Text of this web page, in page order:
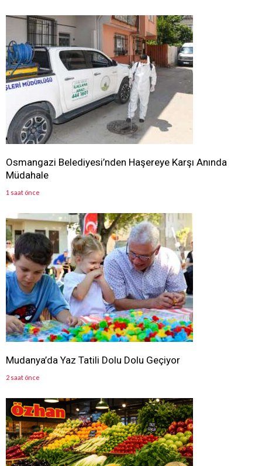
Osmangazi Belediyesi’nden Haşereye Karşı Anında
Müdahale
1 saat önce
Mudanya’da Yaz Tatili Dolu Dolu Geçiyor
2 saat önce